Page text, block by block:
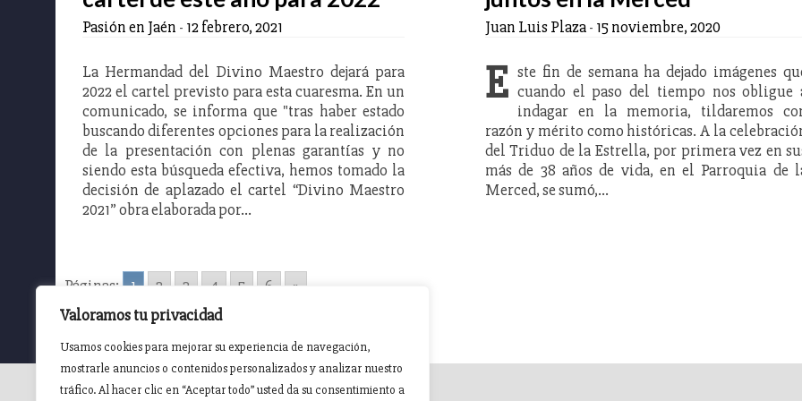
Valoramos tu privacidad
Usamos cookies para mejorar su experiencia de navegación,
mostrarle anuncios o contenidos personalizados y analizar nuestro
tráfico. Al hacer clic en “Aceptar todo” usted da su consentimiento a
Pasión en Jaén - 12 febrero, 2021
La Hermandad del Divino Maestro dejará para
2022 el cartel previsto para esta cuaresma. En un
comunicado, se informa que "tras haber estado
buscando diferentes opciones para la realización
de la presentación con plenas garantías y no
siendo esta búsqueda efectiva, hemos tomado la
decisión de aplazado el cartel “Divino Maestro
2021” obra elaborada por…
Juan Luis Plaza- 15 noviembre, 2020
E ste fin de semana ha dejado imágenes
cuando el paso del tiempo nos obligue
indagar en la memoria, tildaremos
razón y mérito como históricas. A la
del Triduo de la Estrella, por primera vez en
más de 38 años de vida, en el Parroquia de
Merced, se sumó,…
Páginas: 1 2 3 4 5 6 »